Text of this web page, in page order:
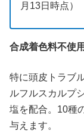
月 13日時点）
合成着色料不使用
特に頭皮トラブ
ルフルスカルプ
塩を配合。10種
与えます。